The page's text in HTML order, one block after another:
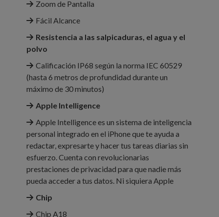
Zoom de Pantalla
Fácil Alcance
Resistencia a las salpicaduras, el agua y el
polvo
Calificación IP68 según la norma IEC 60529
(hasta 6 metros de profundidad durante un
máximo de 30 minutos)
Apple Intelligence
Apple Intelligence es un sistema de inteligencia
personal integrado en el iPhone que te ayuda a
redactar, expresarte y hacer tus tareas diarias sin
esfuerzo. Cuenta con revolucionarias
prestaciones de privacidad para que nadie más
pueda acceder a tus datos. Ni siquiera Apple
Chip
Chip A18